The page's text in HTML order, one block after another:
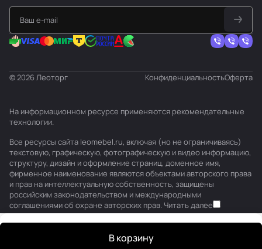
В корзину
© 2026 Леоторг КонфиденциальностьОферта
На информационном ресурсе применяются рекомендательные
технологии.
Все ресурсы сайта leomebel.ru, включая (но не ограничиваясь)
текстовую, графическую, фотографическую и видео информацию,
структуру, дизайн и оформление страниц, доменное имя,
фирменное наименование являются объектами авторского права
и прав на интеллектуальную собственность, защищены
российским законодательством и международными
соглашениями об охране авторских прав. Читать далее